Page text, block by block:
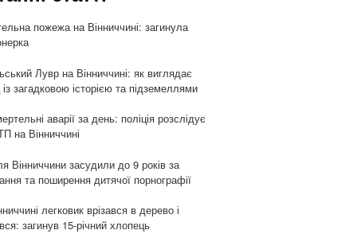
пожежа на Вінниччині: загинула
Лувр на Вінниччині: як виглядає
загадковою історією та підземеллями
аварії за день: поліція розслідує
на Вінниччині
Вінниччини засудили до 9 років за
та поширення дитячої порнографії
легковик врізався в дерево і
загинув 15-річний хлопець